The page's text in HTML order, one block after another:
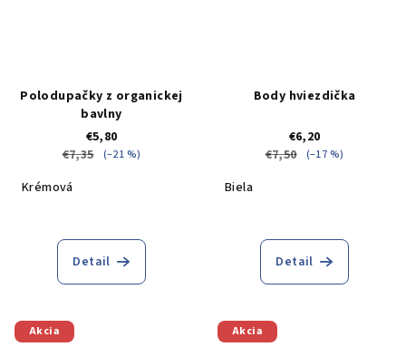
Polodupačky z organickej
bavlny
€5,80
€7,35
(–21 %)
Krémová
Detail
Body hviezdička
€6,20
€7,50
(–17 %)
Biela
Detail
Akcia Akcia